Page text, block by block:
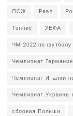
ПСЖ
Реал
Теннис
УЕФА
ЧМ-2022 по футболу
Чемпионат
Чемпионат Италии
Чемпионат Украины
сборная Польши